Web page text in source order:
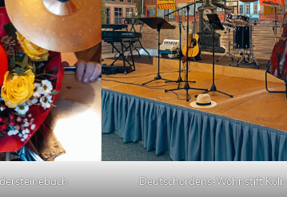
Deutschordens-Wohnstift Köln